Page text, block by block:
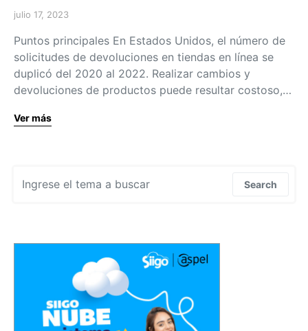
julio 17, 2023
Puntos principales En Estados Unidos, el número de
solicitudes de devoluciones en tiendas en línea se
duplicó del 2020 al 2022. Realizar cambios y
devoluciones de productos puede resultar costoso,…
Ver más
Search